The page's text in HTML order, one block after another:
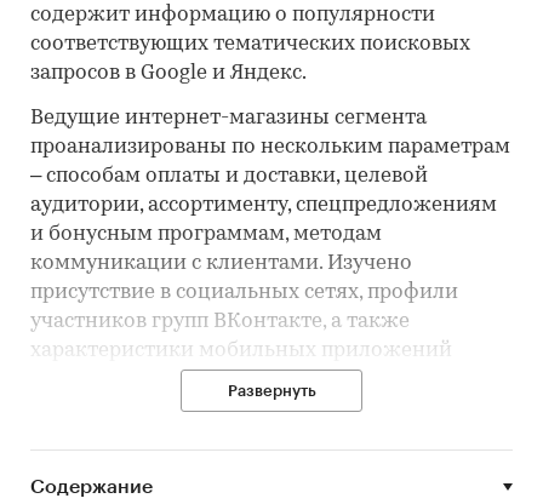
содержит информацию о популярности
соответствующих тематических поисковых
запросов в Google и Яндекс.
Ведущие интернет-магазины сегмента
проанализированы по нескольким параметрам
– способам оплаты и доставки, целевой
аудитории, ассортименту, спецпредложениям
и бонусным программам, методам
коммуникации с клиентами. Изучено
присутствие в социальных сетях, профили
участников групп ВКонтакте, а также
характеристики мобильных приложений
подробную информацию об ассортименте,
способах доставки и оплаты, программах
Развернуть
Содержание